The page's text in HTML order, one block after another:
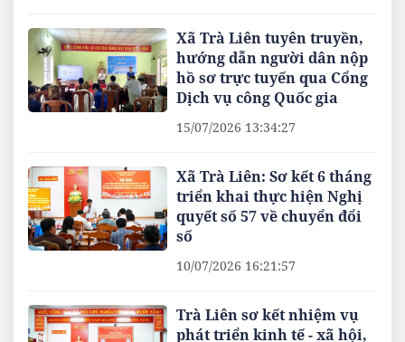
Xã Trà Liên tuyên truyền,
hướng dẫn người dân nộp
hồ sơ trực tuyến qua Cổng
Dịch vụ công Quốc gia
15/07/2026 13:34:27
Xã Trà Liên: Sơ kết 6 tháng
triển khai thực hiện Nghị
quyết số 57 về chuyển đổi
số
10/07/2026 16:21:57
Trà Liên sơ kết nhiệm vụ
phát triển kinh tế - xã hội,